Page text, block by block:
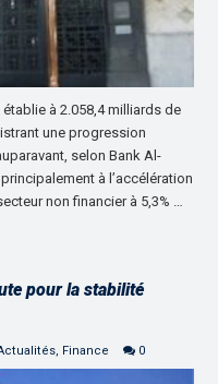
à 2.058,4 milliards de
une progression
selon Bank Al-
à l’accélération
non financier à 5,3% …
pour la stabilité
, Finance 0